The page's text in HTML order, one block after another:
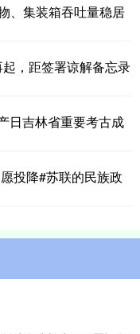
、集装箱吞吐量稳居
，距签署谅解备忘录
日吉林省重要考古成
投降#苏联的民族政